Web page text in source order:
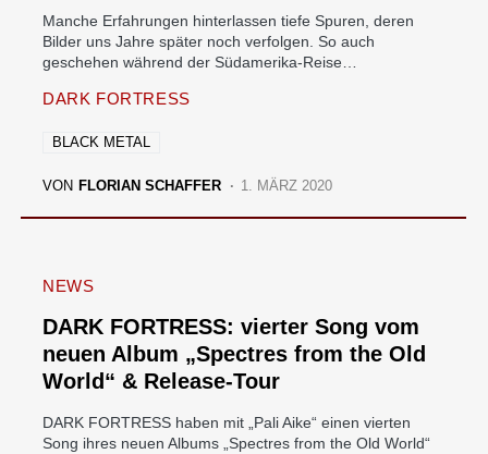
Manche Erfahrungen hinterlassen tiefe Spuren, deren
Bilder uns Jahre später noch verfolgen. So auch
geschehen während der Südamerika-Reise…
DARK FORTRESS
BLACK METAL
VON FLORIAN SCHAFFER 1. MÄRZ 2020
NEWS
DARK FORTRESS: vierter Song vom
neuen Album „Spectres from the Old
World“ & Release-Tour
DARK FORTRESS haben mit „Pali Aike“ einen vierten
Song ihres neuen Albums „Spectres from the Old World“